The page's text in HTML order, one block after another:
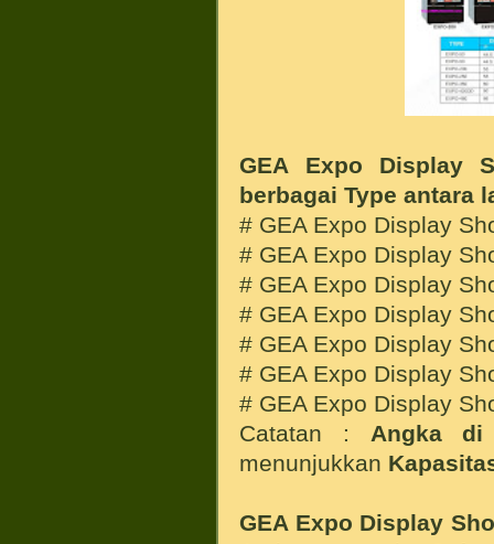
GEA Expo Display
berbagai Type antara
# GEA Expo Display
# GEA Expo Display
# GEA Expo Display
# GEA Expo Display
# GEA Expo Display
# GEA Expo Display
# GEA Expo Display
Catatan : Angka di
menunjukkan
GEA Expo Display